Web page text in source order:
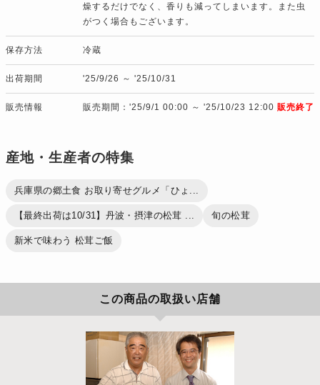
燥するだけでなく、香りも減ってしまいます。また虫
がつく場合もございます。
保存方法 冷蔵
出荷期間 '25/9/26 ～ '25/10/31
販売情報 販売期間：'25/9/1 00:00 ～ '25/10/23 12:00 販売終了
産地・生産者の特集
兵庫県の郷土食 お取り寄せグルメ「ひょ...
【最終出荷は10/31】丹波・摂津の松茸 ... 旬の松茸
新米で味わう 松茸ご飯
この商品の取扱い店舗